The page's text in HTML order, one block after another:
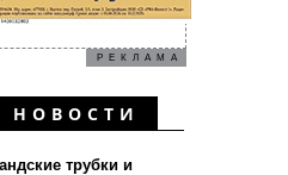
РЕКЛАМА
НОВОСТИ
трубки и